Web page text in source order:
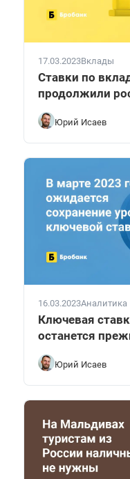
17.03.2023Вклады
Ставки по
продолжили
Юрий Исаев
16.03.2023Аналитика
Ключевая
останется
Юрий Исаев